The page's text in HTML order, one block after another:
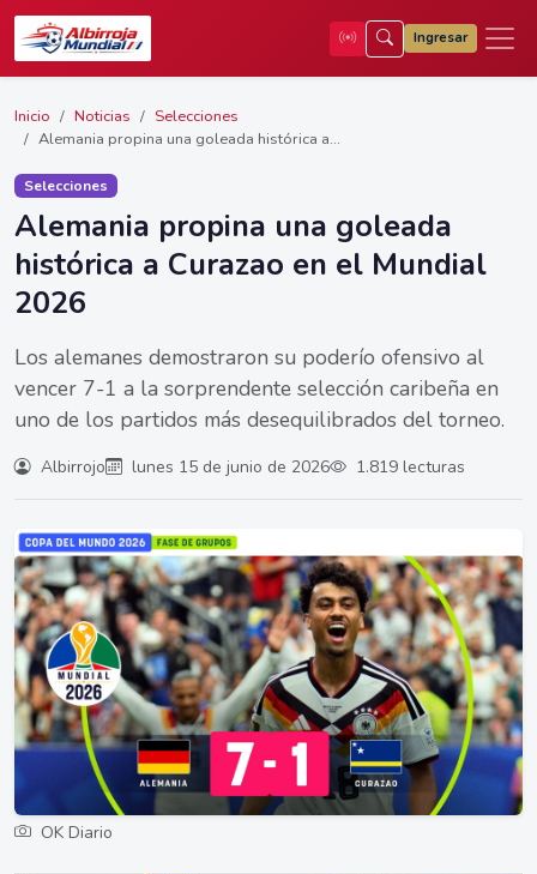
Ingresar
Inicio Noticias
Selecciones
Alemania propina una goleada histórica a...
Selecciones
Alemania propina una goleada
histórica a Curazao en el Mundial
2026
Los alemanes demostraron su poderío ofensivo al
vencer 7-1 a la sorprendente selección caribeña en
uno de los partidos más desequilibrados del torneo.
Albirrojo lunes 15 de junio de 2026 1.819 lecturas
OK Diario